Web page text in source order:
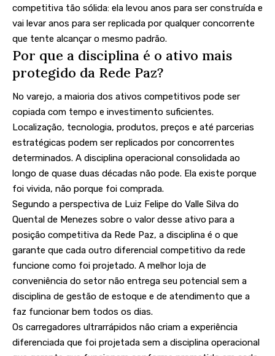
competitiva tão sólida: ela levou anos para ser construída e
vai levar anos para ser replicada por qualquer concorrente
que tente alcançar o mesmo padrão.
Por que a disciplina é o ativo mais
protegido da Rede Paz?
No varejo, a maioria dos ativos competitivos pode ser
copiada com tempo e investimento suficientes.
Localização, tecnologia, produtos, preços e até parcerias
estratégicas podem ser replicados por concorrentes
determinados. A disciplina operacional consolidada ao
longo de quase duas décadas não pode. Ela existe porque
foi vivida, não porque foi comprada.
Segundo a perspectiva de Luiz Felipe do Valle Silva do
Quental de Menezes sobre o valor desse ativo para a
posição competitiva da Rede Paz, a disciplina é o que
garante que cada outro diferencial competitivo da rede
funcione como foi projetado. A melhor loja de
conveniência do setor não entrega seu potencial sem a
disciplina de gestão de estoque e de atendimento que a
faz funcionar bem todos os dias.
Os carregadores ultrarrápidos não criam a experiência
diferenciada que foi projetada sem a disciplina operacional